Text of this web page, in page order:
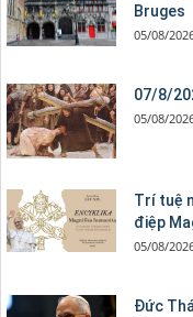
Bruges
05/08/
07/8/
05/08/
Trí tuệ
điệp
05/08/
Đức